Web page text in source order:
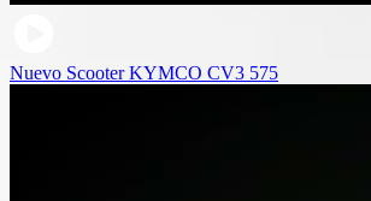
Nuevo Scooter KYMCO CV3 575